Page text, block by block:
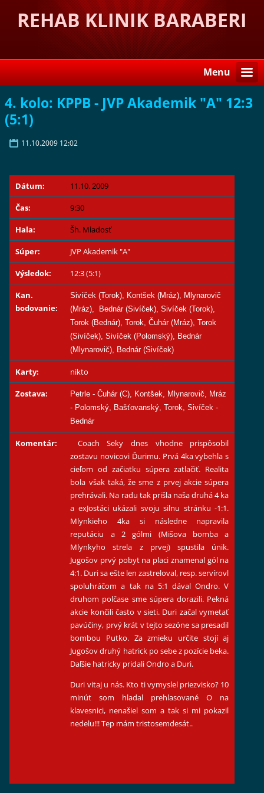
REHAB KLINIK BARABERI
Menu
4. kolo: KPPB - JVP Akademik "A" 12:3
(5:1)
11.10.2009 12:02
Dátum: 11.10. 2009
Čas: 9:30
Hala: Šh. Mladosť
Súper: JVP Akademik "A"
Výsledok: 12:3 (5:1)
Kan.
bodovanie:
Sivíček (Torok), Kontšek (Mráz), Mlynarovič
(Mráz), Bednár (Sivíček), Sivíček (Torok),
Torok (Bednár), Torok, Čuhár (Mráz), Torok
(Sivíček), Sivíček (Polomský), Bednár
(Mlynarovič), Bednár (Sivíček)
Karty: nikto
Zostava:
Petrle - Čuhár (C), Kontšek, Mlynarovič, Mráz
- Polomský, Bašťovanský, Torok, Sivíček -
Bednár
Komentár:
Coach Seky dnes vhodne prispôsobil
zostavu novicovi Ďurimu. Prvá 4ka vybehla s
cieľom od začiatku súpera zatlačiť. Realita
bola však taká, že sme z prvej akcie súpera
prehrávali. Na radu tak prišla naša druhá 4 ka
a exJostáci ukázali svoju silnu stránku -1:1.
Mlynkieho 4ka si následne napravila
reputáciu a 2 gólmi (Mišova bomba a
Mlynkyho strela z prvej) spustila únik.
Jugošov prvý pobyt na placi znamenal gól na
4:1. Duri sa ešte len zastreloval, resp. servírovl
spoluhráčom a tak na 5:1 dával Ondro. V
druhom polčase sme súpera dorazili. Pekná
akcie končili často v sieti. Duri začal vymetať
pavúčiny, prvý krát v tejto sezóne sa presadil
bombou Putko. Za zmieku určite stojí aj
Jugošov druhý hatrick po sebe z pozície beka.
Daľšie hatricky pridali Ondro a Duri.
Duri vitaj u nás. Kto ti vymyslel priezvisko? 10
minút som hladal prehlasované O na
klavesnici, nenašiel som a tak si mi pokazil
nedelu!!! Tep mám tristosemdesát..